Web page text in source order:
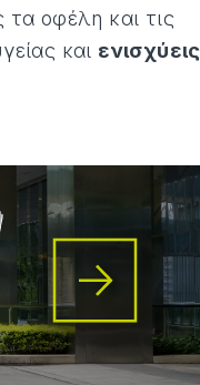
οφέλη και τις
και ενισχύεις